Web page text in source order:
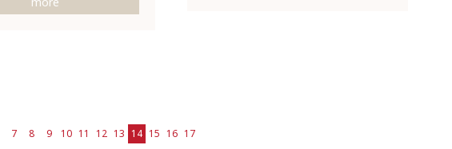
7 8 9 10 11 12 13 14 15 16 17